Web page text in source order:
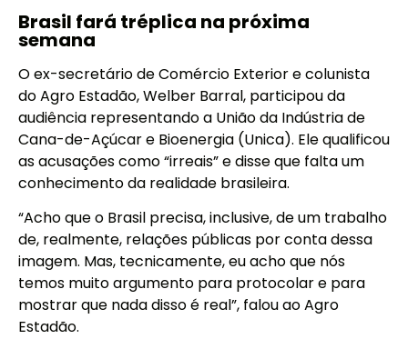
Brasil fará tréplica na próxima
semana
O ex-secretário de Comércio Exterior e colunista
do Agro Estadão, Welber Barral, participou da
audiência representando a União da Indústria de
Cana-de-Açúcar e Bioenergia (Unica). Ele qualificou
as acusações como “irreais” e disse que falta um
conhecimento da realidade brasileira.
“Acho que o Brasil precisa, inclusive, de um trabalho
de, realmente, relações públicas por conta dessa
imagem. Mas, tecnicamente, eu acho que nós
temos muito argumento para protocolar e para
mostrar que nada disso é real”, falou ao Agro
Estadão.